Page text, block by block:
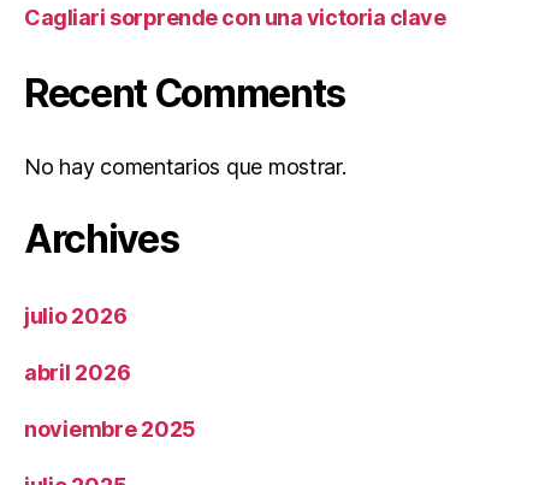
Cagliari sorprende con una victoria clave
Recent Comments
No hay comentarios que mostrar.
Archives
julio 2026
abril 2026
noviembre 2025